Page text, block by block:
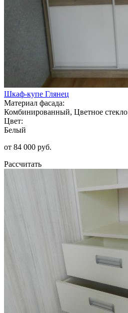
Шкаф-купе Глянец
Материал фасада:
Комбинированный, Цветное стекло
Цвет:
Белый
от 84 000 руб.
Рассчитать